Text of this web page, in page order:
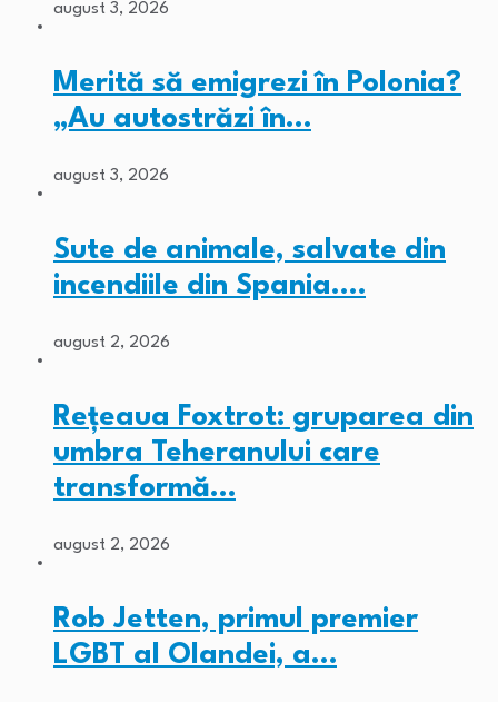
august 3, 2026
Merită să emigrezi în Polonia?
„Au autostrăzi în…
august 3, 2026
Sute de animale, salvate din
incendiile din Spania.…
august 2, 2026
Rețeaua Foxtrot: gruparea din
umbra Teheranului care
transformă…
august 2, 2026
Rob Jetten, primul premier
LGBT al Olandei, a…